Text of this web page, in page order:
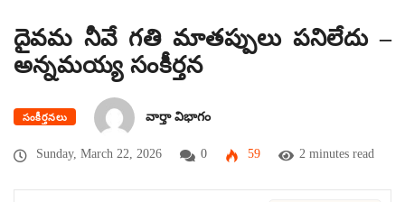
దైవమ నీవే గతి మాతప్పులు పనిలేదు –
అన్నమయ్య సంకీర్తన
సంకీర్తనలు వార్తా విభాగం
Sunday, March 22, 2026 0 59 2 minutes read